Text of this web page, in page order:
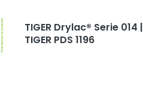
TIGER Drylac® Serie 014 |
TIGER PDS 1196